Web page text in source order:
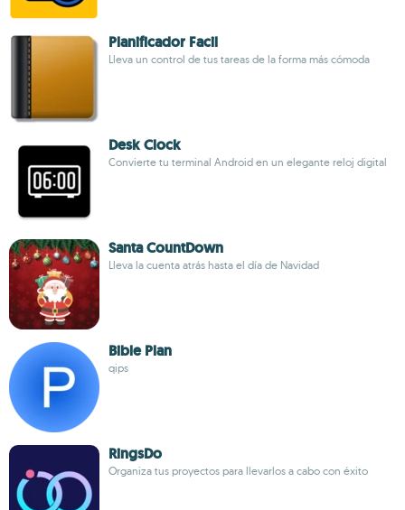
Planificador Facil
Lleva un control de tus tareas de la forma más cómoda
Desk Clock
Convierte tu terminal Android en un elegante reloj digital
Santa CountDown
Lleva la cuenta atrás hasta el día de Navidad
Bible Plan
qips
RingsDo
Organiza tus proyectos para llevarlos a cabo con éxito